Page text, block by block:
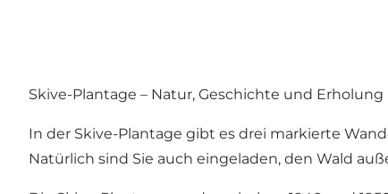
Skive-Plantage – Natur, Geschichte und Erholung
In der Skive-Plantage gibt es drei markierte
Natürlich sind Sie auch eingeladen, den Wald